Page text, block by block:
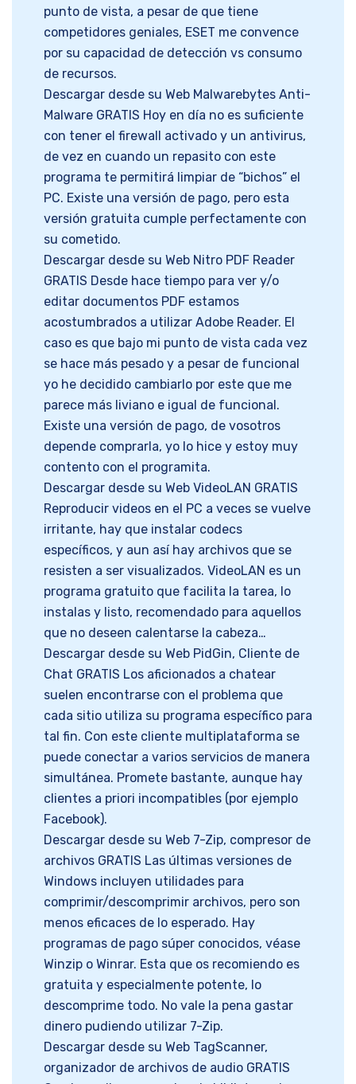
punto de vista, a pesar de que tiene
competidores geniales, ESET me convence
por su capacidad de detección vs consumo
de recursos.
Descargar desde su Web Malwarebytes Anti-
Malware GRATIS Hoy en día no es suficiente
con tener el firewall activado y un antivirus,
de vez en cuando un repasito con este
programa te permitirá limpiar de “bichos” el
PC. Existe una versión de pago, pero esta
versión gratuita cumple perfectamente con
su cometido.
Descargar desde su Web Nitro PDF Reader
GRATIS Desde hace tiempo para ver y/o
editar documentos PDF estamos
acostumbrados a utilizar Adobe Reader. El
caso es que bajo mi punto de vista cada vez
se hace más pesado y a pesar de funcional
yo he decidido cambiarlo por este que me
parece más liviano e igual de funcional.
Existe una versión de pago, de vosotros
depende comprarla, yo lo hice y estoy muy
contento con el programita.
Descargar desde su Web VideoLAN GRATIS
Reproducir videos en el PC a veces se vuelve
irritante, hay que instalar codecs
específicos, y aun así hay archivos que se
resisten a ser visualizados. VideoLAN es un
programa gratuito que facilita la tarea, lo
instalas y listo, recomendado para aquellos
que no deseen calentarse la cabeza…
Descargar desde su Web PidGin, Cliente de
Chat GRATIS Los aficionados a chatear
suelen encontrarse con el problema que
cada sitio utiliza su programa específico para
tal fin. Con este cliente multiplataforma se
puede conectar a varios servicios de manera
simultánea. Promete bastante, aunque hay
clientes a priori incompatibles (por ejemplo
Facebook).
Descargar desde su Web 7-Zip, compresor de
archivos GRATIS Las últimas versiones de
Windows incluyen utilidades para
comprimir/descomprimir archivos, pero son
menos eficaces de lo esperado. Hay
programas de pago súper conocidos, véase
Winzip o Winrar. Esta que os recomiendo es
gratuita y especialmente potente, lo
descomprime todo. No vale la pena gastar
dinero pudiendo utilizar 7-Zip.
Descargar desde su Web TagScanner,
organizador de archivos de audio GRATIS